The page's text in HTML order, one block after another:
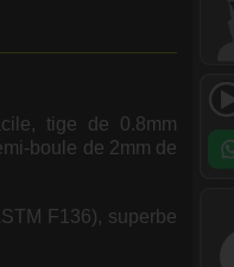
tige de 0.8mm
boule de 2mm de
F136), superbe